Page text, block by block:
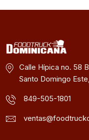
Calle Hípica no. 58
Santo Domingo
849-505-1801